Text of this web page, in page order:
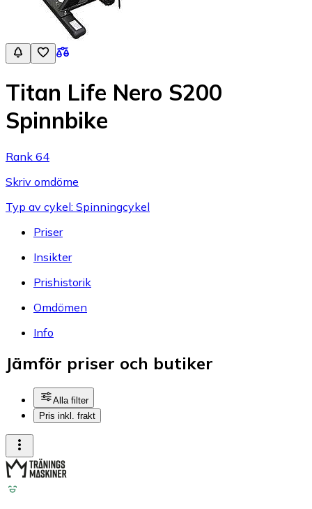
Titan Life Nero S200
Spinnbike
Rank 64
Skriv omdöme
Typ av cykel: Spinningcykel
Priser
Insikter
Prishistorik
Omdömen
Info
Jämför priser och butiker
Alla filter
Pris inkl. frakt